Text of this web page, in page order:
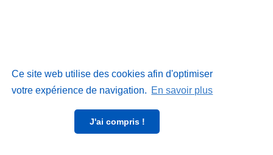
Ce site web utilise des cookies afin d'optimiser
votre expérience de navigation. En savoir plus
J'ai compris !